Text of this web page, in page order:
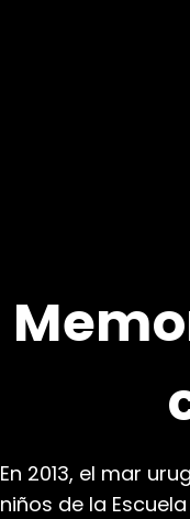
En 2013, el mar
niños de la